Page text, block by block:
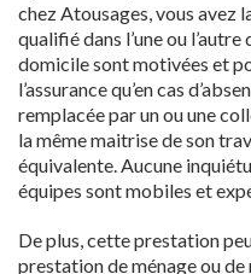
chez Atousages, vous avez
qualifié dans l’une ou
domicile sont motivées et
l’assurance qu’en cas
remplacée par un ou une
la même maitrise de son
équivalente. Aucune
équipes sont mobiles et
De plus, cette prestation
prestation de ménage ou de